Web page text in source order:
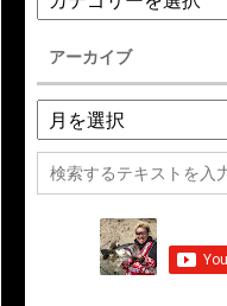
アーカイブ